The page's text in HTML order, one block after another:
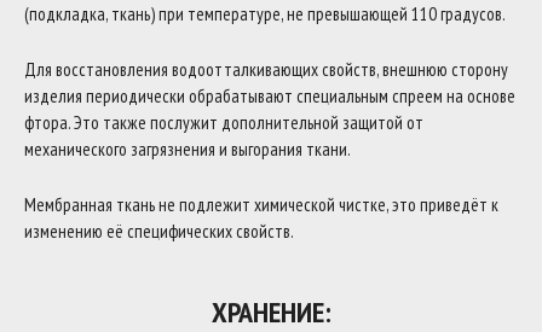
(подкладка, ткань) при температуре, не превышающей 110 градусов.
Для восстановления водоотталкивающих свойств, внешнюю сторону
изделия периодически обрабатывают специальным спреем на основе
фтора. Это также послужит дополнительной защитой от
механического загрязнения и выгорания ткани.
Мембранная ткань не подлежит химической чистке, это приведёт к
изменению её специфических свойств.
ХРАНЕНИЕ: